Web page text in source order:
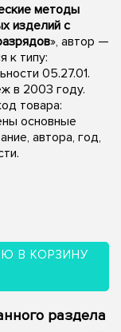
методы
изделий с
», автор —
к типу:
05.27.01.
в 2003 году.
товара:
основные
автора, год,
В КОРЗИНУ
раздела